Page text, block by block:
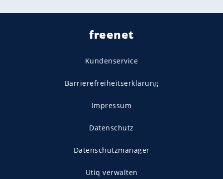
freenet
Kundenservice
Barrierefreiheitserklärung
Impressum
Datenschutz
Datenschutzmanager
Utiq verwalten